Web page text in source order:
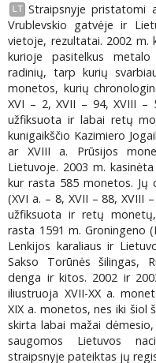
LT Straipsnyje pristatomi
Vrublevskio gatvėje ir
vietoje, rezultatai. 2002 m.
kurioje pasitelkus
radinių, tarp kurių
monetos, kurių
XVI – 2, XVII – 94, XVIII –
užfiksuota ir labai retų
kunigaikščio Kazimiero
ar XVIII a. Prūsijos
Lietuvoje. 2003 m.
kur rasta 585 monetos. Jų
(XVI a. – 8, XVII – 88, XVIII
užfiksuota ir retų
rasta 1591 m. Groningeno
Lenkijos karaliaus ir
Sakso Torūnės šilingas,
denga ir kitos. 2002 ir
iliustruoja XVII-XX a.
XIX a. monetos, nes iki šiol
skirta labai mažai
saugomos Lietuvos
straipsnyje pateiktas jų